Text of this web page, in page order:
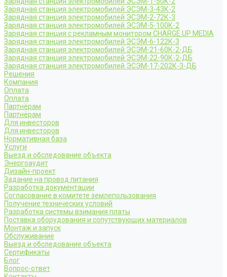
Зарядная станция электромобилей ЭСЭМ-3-43К-2
Зарядная станция электромобилей ЭСЭМ-2-72К-3
Зарядная станция электромобилей ЭСЭМ-5-100К-2
Зарядная станция с рекламным монитором CHARGE UP MEDIA
Зарядная станция электромобилей ЭСЭМ-6-122К-3
Зарядная станция электромобилей ЭСЭМ-21-60К-2-ДБ
Зарядная станция электромобилей ЭСЭМ-22-90К-2-ДБ
Зарядная станция электромобилей ЭСЭМ-17-202К-3-ДБ
Решения
Компания
Оплата
Оплата
Партнёрам
Партнёрам
Для инвесторов
Для инвесторов
Нормативная база
Услуги
Выезд и обследование объекта
Энергоаудит
Дизайн-проект
Задание на провод питания
Разработка документации
Согласование в комитете землепользования
Получение технических условий
Разработка системы взимания платы
Поставка оборудования и сопутствующих материалов
Монтаж и запуск
Обслуживание
Выезд и обследование объекта
Сертификаты
Блог
Вопрос-ответ